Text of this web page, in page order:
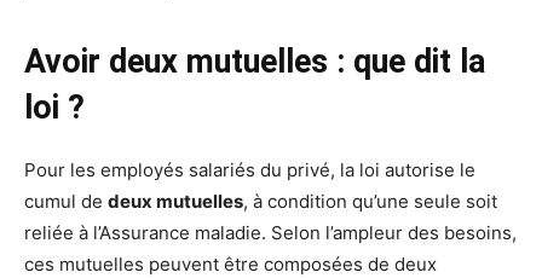
Avoir deux mutuelles : que dit la
loi ?
Pour les employés salariés du privé, la loi autorise le
cumul de deux mutuelles, à condition qu’une seule soit
reliée à l’Assurance maladie. Selon l’ampleur des besoins,
ces mutuelles peuvent être composées de deux